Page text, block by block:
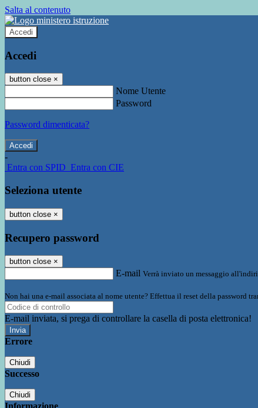
Salta al contenuto
Accedi
Accedi
button close ×
Nome Utente
Password
Password dimenticata?
-
Entra con SPID Entra con CIE
Seleziona utente
button close ×
Recupero password
button close ×
E-mail Verrà inviato un messaggio
Non hai una e-mail associata al nome utente? Effettua il reset della password
E-mail inviata, si prega di controllare la casella di posta elettronica!
Errore
Chiudi
Successo
Chiudi